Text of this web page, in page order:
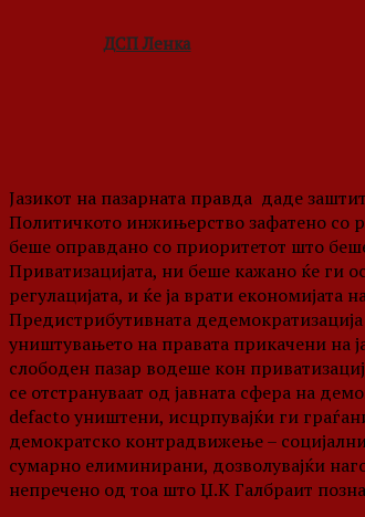
ДСП Ленка
Јазикот на пазарната правда даде
Политичкото инжињерство зафатено со
беше оправдано со приоритетот што
Приватизацијата, ни беше кажано ќе ги
регулацијата, и ќе ја врати
Предистрибутивната
уништувањето на правата прикачени на
слободен пазар водеше кон
се отстрануваат од јавната сфера на
defacto уништени, исцрпувајќи ги
демократско контрадвижење –
сумарно елиминирани, дозволувајќи
непречено од тоа што Џ.К Галбраит